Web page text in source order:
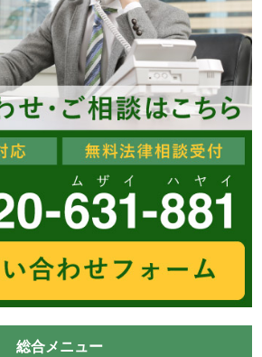
総合メニュー